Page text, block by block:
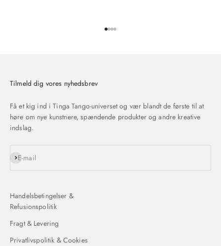
Tilmeld dig vores nyhedsbrev
Få et kig ind i Tinga Tango-universet og vær blandt de første til at
høre om nye kunstnere, spændende produkter og andre kreative
indslag.
E-mail
Abonnér
Handelsbetingelser &
Refusionspolitik
Fragt & Levering
Privatlivspolitik & Cookies